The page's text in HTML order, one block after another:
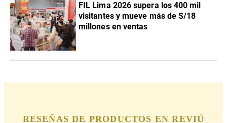
FIL Lima 2026 supera los 400 mil
visitantes y mueve más de S/18
millones en ventas